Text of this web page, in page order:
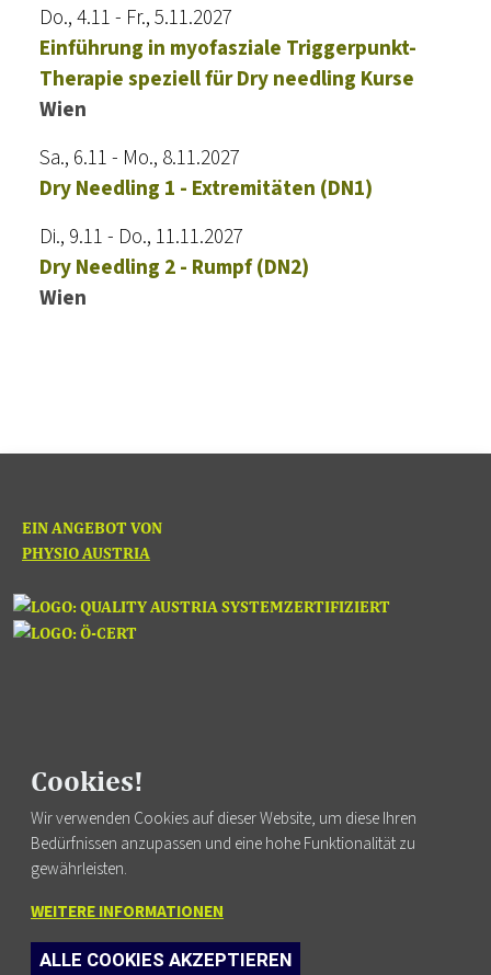
Cookies!
Wir verwenden Cookies auf dieser Website, um diese Ihren
Bedürfnissen anzupassen und eine hohe Funktionalität zu
gewährleisten.
WEITERE INFORMATIONEN
ALLE COOKIES AKZEPTIEREN
Do., 4.11 - Fr., 5.11.2027
Einführung in myofasziale Triggerpunkt-
Therapie speziell für Dry needling Kurse
Wien
Sa., 6.11 - Mo., 8.11.2027
Dry Needling 1 - Extremitäten (DN1)
Di., 9.11 - Do., 11.11.2027
Dry Needling 2 - Rumpf (DN2)
Wien
EIN ANGEBOT VON
PHYSIO AUSTRIA
Fortbildung finden
FUSSZEILENMENÜ
AGB